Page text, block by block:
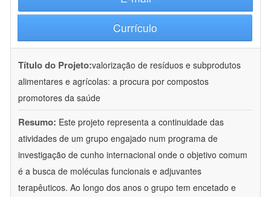
Currículo
Título do Projeto:valorização de resíduos e subprodutos
alimentares e agrícolas: a procura por compostos
promotores da saúde
Resumo: Este projeto representa a continuidade das
atividades de um grupo engajado num programa de
investigação de cunho internacional onde o objetivo comum
é a busca de moléculas funcionais e adjuvantes
terapêuticos. Ao longo dos anos o grupo tem encetado e